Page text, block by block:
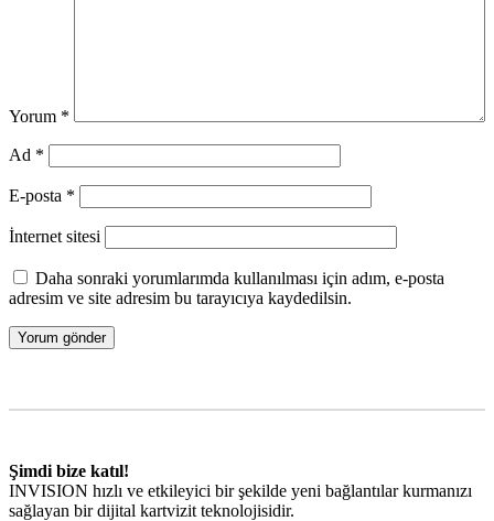
Yorum *
Ad *
E-posta *
İnternet sitesi
Daha sonraki yorumlarımda kullanılması için adım, e-posta
adresim ve site adresim bu tarayıcıya kaydedilsin.
Şimdi bize katıl!
INVISION hızlı ve etkileyici bir şekilde yeni bağlantılar kurmanızı
sağlayan bir dijital kartvizit teknolojisidir.